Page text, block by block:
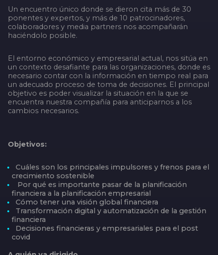
Un encuentro único donde se dieron cita más de 30
ponentes y expertos, y más de 10 patrocinadores,
colaboradores y media partners nos acompañarán
haciéndolo posible.
El entorno económico y empresarial actual, nos sitúa en
un contexto desafiante para las organizaciones, donde es
necesario contar con la información en tiempo real para
un adecuado proceso de toma de decisiones. El principal
objetivo es poder visualizar la situación en la que se
encuentra nuestra compañía para anticiparnos a los
cambios necesarios.
Objetivos:
Cuáles son los principales impulsores y frenos para el
crecimiento sostenible
Por qué es importante pasar de la planificación
financiera a la planificación empresarial
Cómo tener una visión global financiera
Transformación digital y automatización de la gestión
financiera
Decisiones financieras y empresariales para el post
covid